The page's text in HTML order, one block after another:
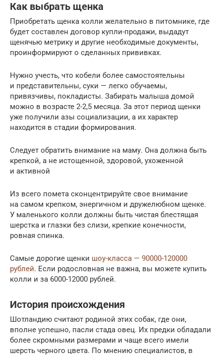
Как выбрать щенка
Приобретать щенка колли желательно в питомнике, где
будет составлен договор купли-продажи, выдадут
щенячью метрику и другие необходимые документы,
проинформируют о сделанных прививках.
Нужно учесть, что кобели более самостоятельны
и представительны, суки — легко обучаемы,
привязчивы, покладисты. Забирать малыша домой
можно в возрасте 2-2,5 месяца. За этот период щенки
уже получили азы социализации, а их характер
находится в стадии формирования.
Следует обратить внимание на маму. Она должна быть
крепкой, а не истощенной, здоровой, ухоженной
и активной
Из всего помета сконцентрируйте свое внимание
на самом крепком, энергичном и дружелюбном щенке.
У маленького колли должны быть чистая блестящая
шерстка и глазки без слизи, крепкие конечности,
ровная спинка.
Самые дорогие щенки шоу-класса — 90000-120000
рублей. Если родословная не важна, вы можете купить
колли и за 6000-12000 рублей.
История происхождения
Шотландию считают родиной этих собак, где они,
вполне успешно, пасли стада овец. Их предки обладали
более скромными размерами и чаще всего имели
шерсть черного цвета. По мнению специалистов, в